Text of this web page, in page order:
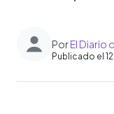
PorEl Diario
Publicado el